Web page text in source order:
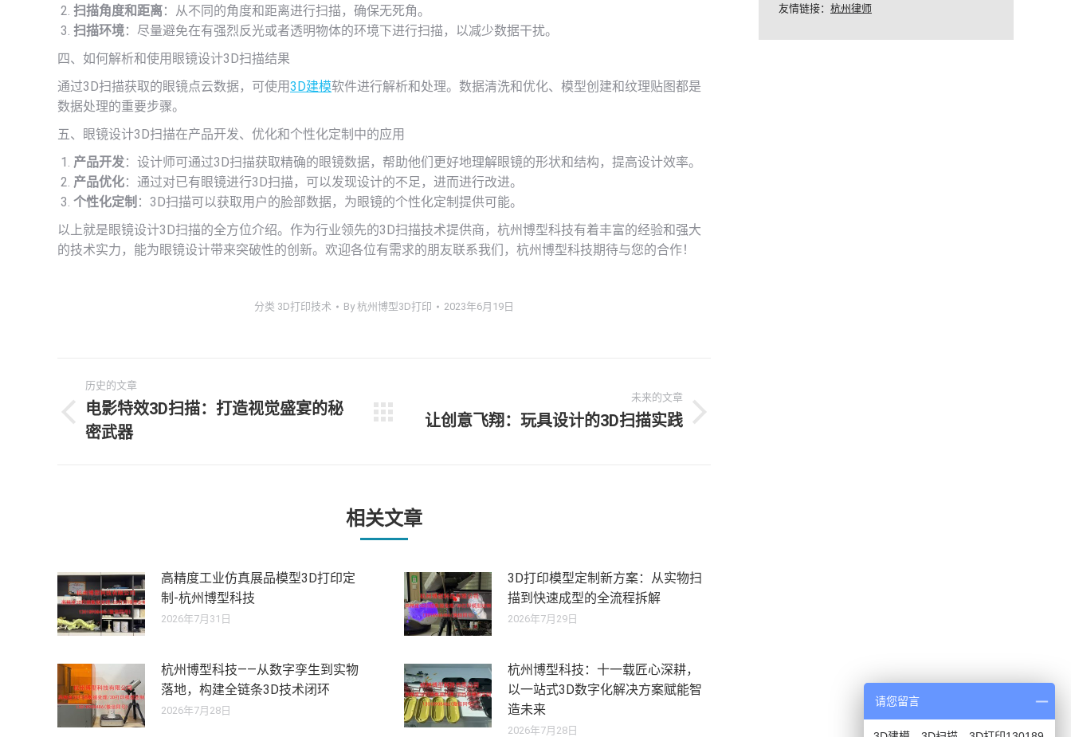
扫描角度和距离：从不同的角度和距离进行扫描，确保无死角。
扫描环境：尽量避免在有强烈反光或者透明物体的环境下进行扫描，以减少数据干扰。
四、如何解析和使用眼镜设计3D扫描结果
通过3D扫描获取的眼镜点云数据，可使用3D建模软件进行解析和处理。数据清洗和优化、模型创建和纹理贴图都是
数据处理的重要步骤。
五、眼镜设计3D扫描在产品开发、优化和个性化定制中的应用
产品开发：设计师可通过3D扫描获取精确的眼镜数据，帮助他们更好地理解眼镜的形状和结构，提高设计效率。
产品优化：通过对已有眼镜进行3D扫描，可以发现设计的不足，进而进行改进。
个性化定制 ：3D扫描可以获取用户的脸部数据，为眼镜的个性化定制提供可能。
以上就是眼镜设计3D扫描的全方位介绍。作为行业领先的3D扫描技术提供商，杭州博型科技有着丰富的经验和强大
的技术实力，能为眼镜设计带来突破性的创新。欢迎各位有需求的朋友联系我们，杭州博型科技期待与您的合作！
分类 3D打印技术 By杭州博型3D打印 2023年6月19日
章
历史的文章
历
史
电影特效3D扫描：打造视觉盛宴的秘
密武器
未来的文章
未
让创意飞翔：玩具设计的3D扫描实践
相关文章
高精度工业仿真展品模型3D打印定
制-杭州博型科技
2026年7月31日
3D打印模型定制新方案：从实物扫
描到快速成型的全流程拆解
2026年7月29日
杭州博型科技——从数字孪生到实物
落地，构建全链条3D技术闭环
2026年7月28日
杭州博型科技：十一载匠心深耕，
以一站式3D数字化解决方案赋能智
造未来
2026年7月28日
友情链接： 杭州律师
请您留言